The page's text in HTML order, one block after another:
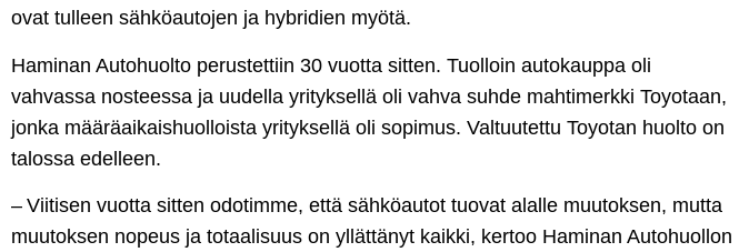
ovat tulleen sähköautojen ja hybridien myötä.
Haminan Autohuolto perustettiin 30 vuotta sitten. Tuolloin autokauppa oli
vahvassa nosteessa ja uudella yrityksellä oli vahva suhde mahtimerkki Toyotaan,
jonka määräaikaishuolloista yrityksellä oli sopimus. Valtuutettu Toyotan huolto on
talossa edelleen.
– Viitisen vuotta sitten odotimme, että sähköautot tuovat alalle muutoksen, mutta
muutoksen nopeus ja totaalisuus on yllättänyt kaikki, kertoo Haminan Autohuollon